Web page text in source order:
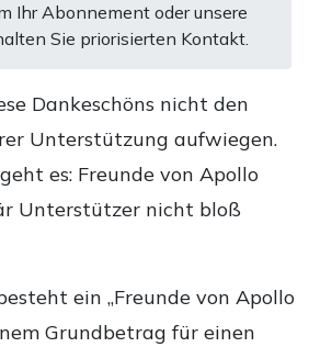
Ihr Abonnement oder unsere
Sie priorisierten Kontakt.
Dankeschöns nicht den
Unterstützung aufwiegen.
es: Freunde von Apollo
Unterstützer nicht bloß
ein „Freunde von Apollo
Grundbetrag für einen